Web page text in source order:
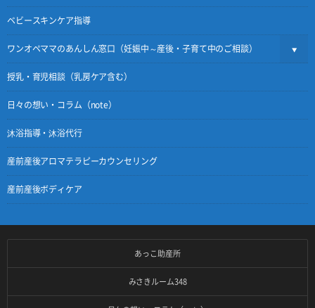
ベビースキンケア指導
ワンオペママのあんしん窓口（妊娠中～産後・子育て中のご相談）
授乳・育児相談（乳房ケア含む）
日々の想い・コラム（note）
沐浴指導・沐浴代行
産前産後アロマテラピーカウンセリング
産前産後ボディケア
あっこ助産所
みさきルーム348